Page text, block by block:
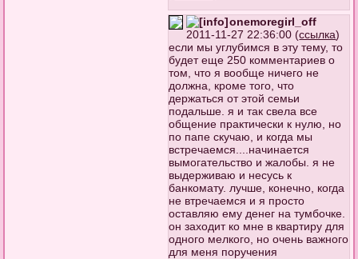
onemoregirl_off
2011-11-27 22:36:00 (ссылка)
если мы углубимся в эту тему, то
будет еще 250 комментариев о
том, что я вообще ничего не
должна, кроме того, что
держаться от этой семьи
подальше. я и так свела все
общение практически к нулю, но
по папе скучаю, и когда мы
встречаемся....начинается
вымогательство и жалобы. я не
выдерживаю и несусь к
банкомату. лучше, конечно, когда
не втречаемся и я просто
оставляю ему денег на тумбочке.
он заходит ко мне в квартиру для
одного мелкого, но очень важного
для меня поручения